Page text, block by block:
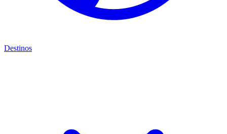
Destinos